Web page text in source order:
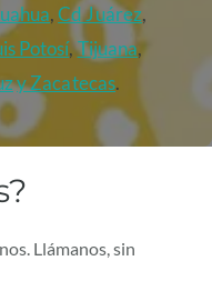
,Cd Juárez,
Potosí,Tijuana,
y Zacatecas.
Llámanos, sin